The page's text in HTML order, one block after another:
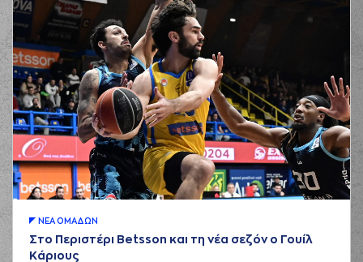
ΝΕA ΟΜAΔΩΝ
Στο Περιστέρι Betsson και τη νέα σεζόν ο Γουίλ
Κάριους